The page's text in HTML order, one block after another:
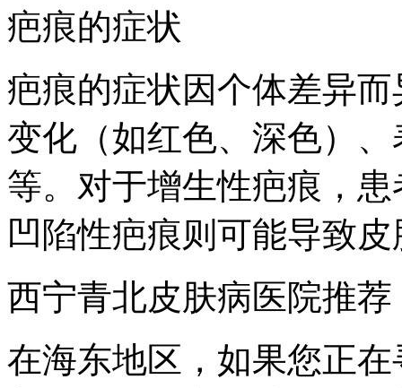
疤痕的症状
疤痕的症状因个体差异
变化（如红色、深色）
等。对于增生性疤痕，
凹陷性疤痕则可能导致
西宁青北皮肤病医院推荐
在海东地区，如果您正